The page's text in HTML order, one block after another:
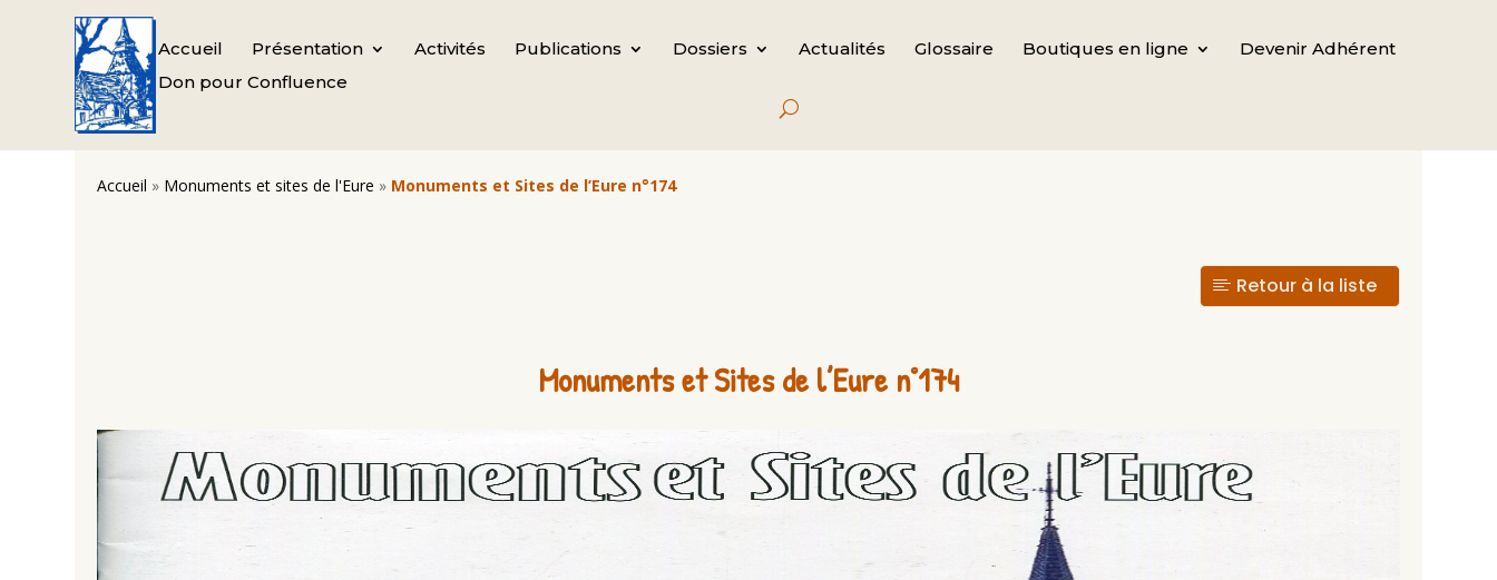
Accueil Présentation Activités Publications Dossiers Actualités Glossaire Boutiques en ligne
Devenir Adhérent
Don pour Confluence
Accueil » Monuments et sites de l'Eure » Monuments et Sites de l’Eure n°174
Retour à la liste
Monuments et Sites de l’Eure n°174